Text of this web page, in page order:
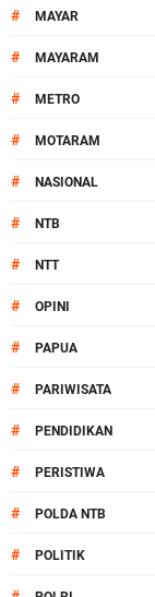
# MAYAR
# MAYARAM
# METRO
# MOTARAM
# NASIONAL
# NTB
# NTT
# OPINI
# PAPUA
# PARIWISATA
# PENDIDIKAN
# PERISTIWA
# POLDA NTB
# POLITIK